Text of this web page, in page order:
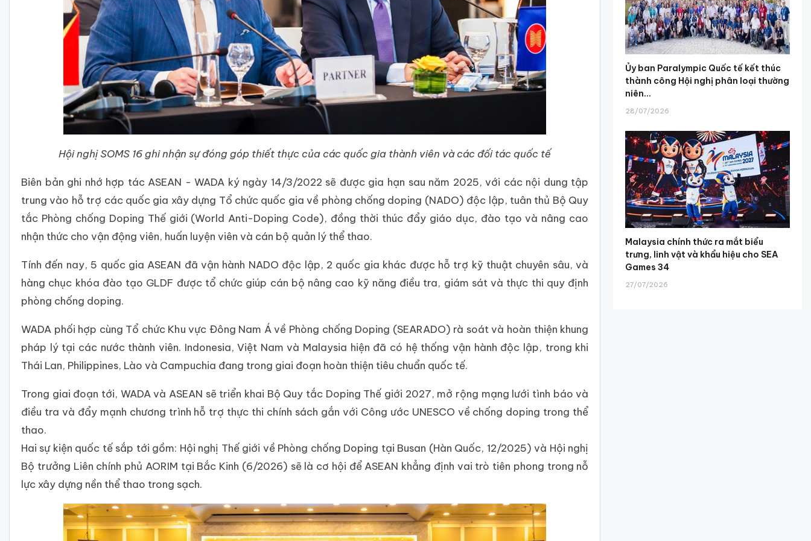
Hội nghị SOMS 16 ghi nhận sự đóng góp thiết thực của các quốc gia thành viên và các đối tác quốc tế
Biên bản ghi nhớ hợp tác ASEAN - WADA ký ngày 14/3/2022 sẽ được gia hạn sau năm 2025, với các nội dung tập
trung vào hỗ trợ các quốc gia xây dựng Tổ chức quốc gia về phòng chống doping (NADO) độc lập, tuân thủ Bộ Quy
tắc Phòng chống Doping Thế giới (World Anti-Doping Code), đồng thời thúc đẩy giáo dục, đào tạo và nâng cao
nhận thức cho vận động viên, huấn luyện viên và cán bộ quản lý thể thao.
Tính đến nay, 5 quốc gia ASEAN đã vận hành NADO độc lập, 2 quốc gia khác được hỗ trợ kỹ thuật chuyên sâu, và
hàng chục khóa đào tạo GLDF được tổ chức giúp cán bộ nâng cao kỹ năng điều tra, giám sát và thực thi quy định
phòng chống doping.
WADA phối hợp cùng Tổ chức Khu vực Đông Nam Á về Phòng chống Doping (SEARADO) rà soát và hoàn thiện khung
pháp lý tại các nước thành viên. Indonesia, Việt Nam và Malaysia hiện đã có hệ thống vận hành độc lập, trong khi
Thái Lan, Philippines, Lào và Campuchia đang trong giai đoạn hoàn thiện tiêu chuẩn quốc tế.
Trong giai đoạn tới, WADA và ASEAN sẽ triển khai Bộ Quy tắc Doping Thế giới 2027, mở rộng mạng lưới tình báo và
điều tra và đẩy mạnh chương trình hỗ trợ thực thi chính sách gắn với Công ước UNESCO về chống doping trong thể
thao.
Hai sự kiện quốc tế sắp tới gồm: Hội nghị Thế giới về Phòng chống Doping tại Busan (Hàn Quốc, 12/2025) và Hội nghị
Bộ trưởng Liên chính phủ AORIM tại Bắc Kinh (6/2026) sẽ là cơ hội để ASEAN khẳng định vai trò tiên phong trong nỗ
lực xây dựng nền thể thao trong sạch.
Ủy ban Paralympic Quốc tế kết thúc
thành công Hội nghị phân loại thường
niên...
28/07/2026
Malaysia chính thức ra mắt biểu
trưng, linh vật và khẩu hiệu cho SEA
Games 34
27/07/2026